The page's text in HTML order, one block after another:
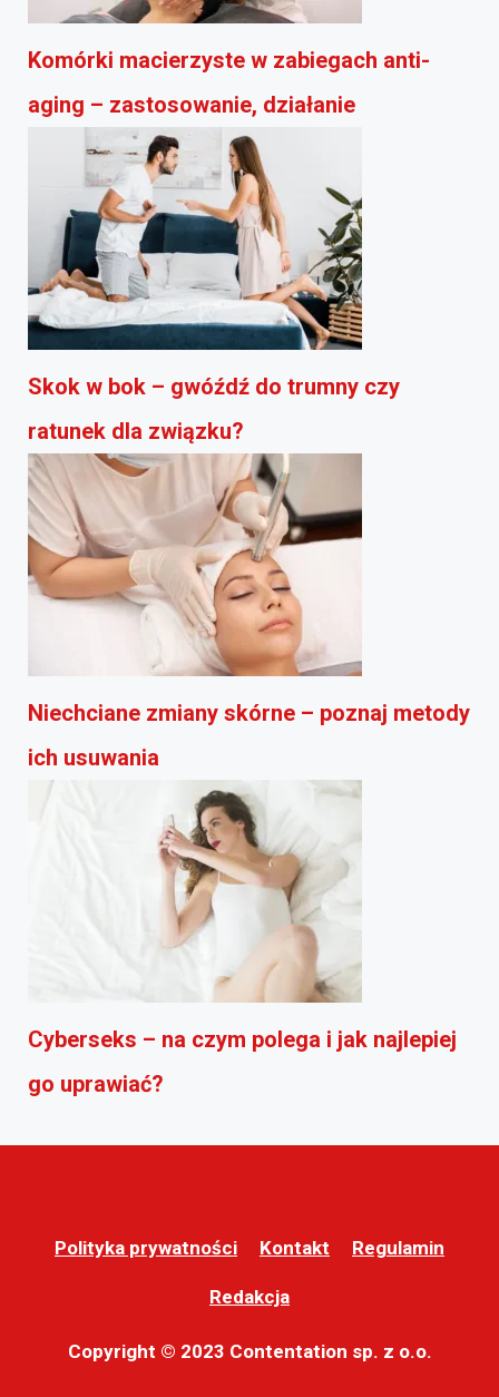
Komórki macierzyste w zabiegach anti-
aging – zastosowanie, działanie
Skok w bok – gwóźdź do trumny czy
ratunek dla związku?
Niechciane zmiany skórne – poznaj metody
ich usuwania
Cyberseks – na czym polega i jak najlepiej
go uprawiać?
Polityka prywatności Kontakt Regulamin
Redakcja
Copyright © 2023 Contentation sp. z o.o.